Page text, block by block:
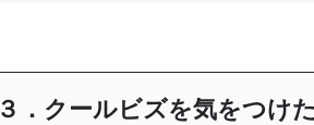
３．クールビズを気をつけ